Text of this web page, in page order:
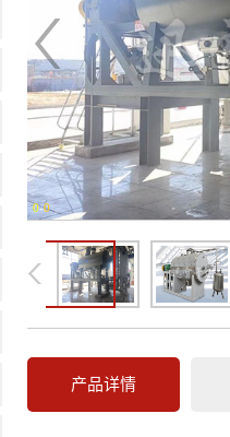
0-0
产品详情